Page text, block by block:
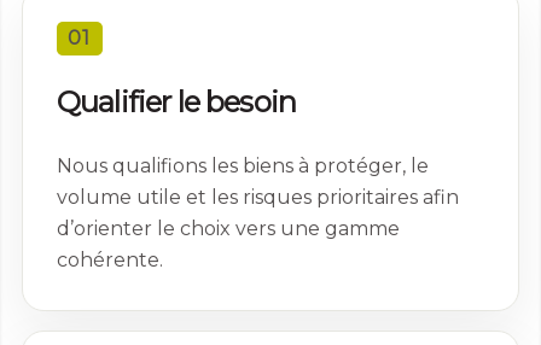
01
Qualifier le besoin
Nous qualifions les biens à protéger, le
volume utile et les risques prioritaires afin
d’orienter le choix vers une gamme
cohérente.
fonctionnalités
disparaîtront